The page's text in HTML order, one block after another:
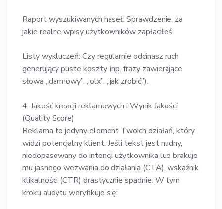
Raport wyszukiwanych haseł: Sprawdzenie, za
jakie realne wpisy użytkowników zapłaciłeś.
Listy wykluczeń: Czy regularnie odcinasz ruch
generujący puste koszty (np. frazy zawierające
słowa „darmowy”, „olx”, „jak zrobić”).
4. Jakość kreacji reklamowych i Wynik Jakości
(Quality Score)
Reklama to jedyny element Twoich działań, który
widzi potencjalny klient. Jeśli tekst jest nudny,
niedopasowany do intencji użytkownika lub brakuje
mu jasnego wezwania do działania (CTA), wskaźnik
klikalności (CTR) drastycznie spadnie. W tym
kroku audytu weryfikuje się: